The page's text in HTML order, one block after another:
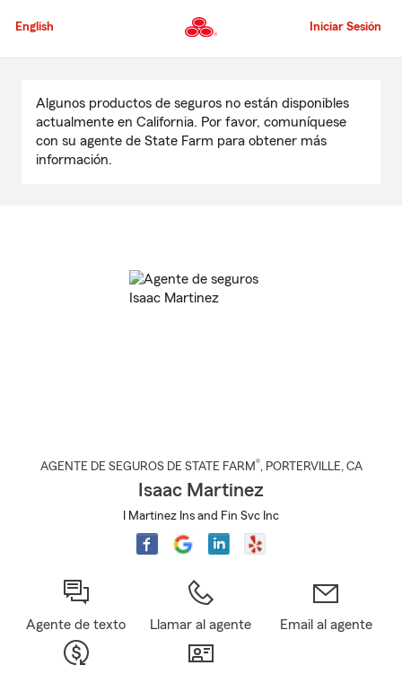
al
principal
English Iniciar Sesión
contenido
principal
Algunos productos de seguros no están disponibles
actualmente en California. Por favor, comuníquese
con su agente de State Farm para obtener más
información.
AGENTE DE SEGUROS DE STATE FARM®, PORTERVILLE, CA
Isaac Martinez
I Martinez Ins and Fin Svc Inc
Agente de texto Llamar al agente Email al agente